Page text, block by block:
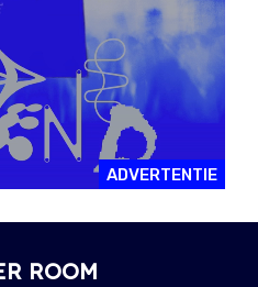
ADVERTENTIE
ROOM